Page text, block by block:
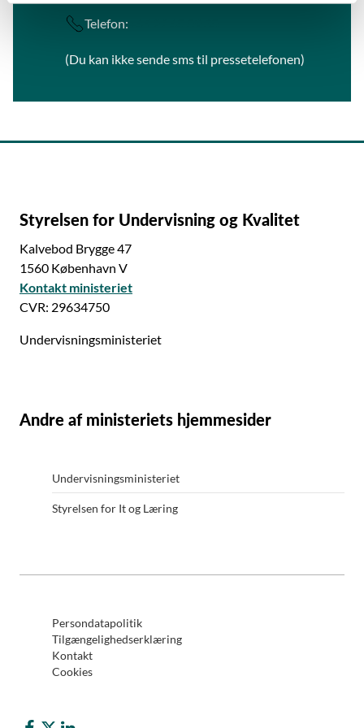
Telefon:
(Du kan ikke sende sms til pressetelefonen)
Styrelsen for Undervisning og Kvalitet
Kalvebod Brygge 47
1560 København V
Kontakt ministeriet
CVR: 29634750
Undervisningsministeriet
Andre af ministeriets hjemmesider
Undervisningsministeriet
Styrelsen for It og Læring
Persondatapolitik
Tilgængelighedserklæring
Kontakt
Cookies